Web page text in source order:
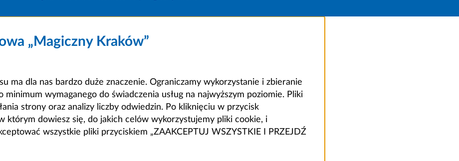
„Magiczny Kraków”
ma dla nas bardzo duże znaczenie. Ograniczamy wykorzystanie i zbieranie
wymaganego do świadczenia usług na najwyższym poziomie. Pliki
strony oraz analizy liczby odwiedzin. Po kliknięciu w przycisk
którym dowiesz się, do jakich celów wykorzystujemy pliki cookie, i
wszystkie pliki przyciskiem „ZAAKCEPTUJ WSZYSTKIE I PRZEJDŹ